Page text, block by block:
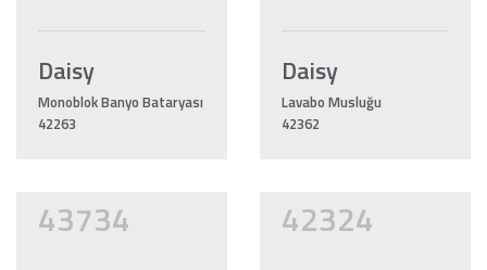
Daisy
Monoblok Banyo Bataryası
42263
Daisy
Lavabo Musluğu
42362
43734 42324